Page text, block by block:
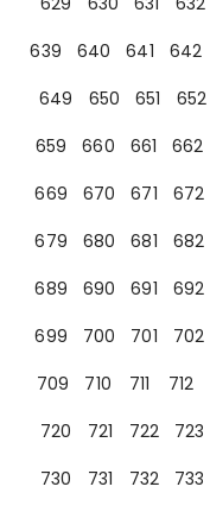
639
640 641 642
649
650 651 652
659
660 661 662
669
670 671 672
679
680 681 682
689
690 691 692
699
700 701 702
709
710 711 712
720
721 722 723
730
731 732 733